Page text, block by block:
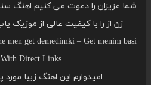
شما عزیزان را دعوت می کنیم اهنگ
زن از را با کیفیت عالی از موزیک
men get demedimki – Get menim basi
Direct Links
امیدوارم این اهنگ زیبا مورد